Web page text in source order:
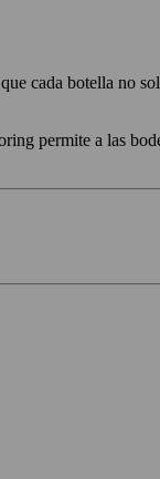
cada botella no
permite a las